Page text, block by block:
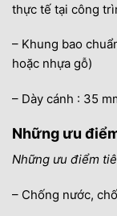
thực tế tại công
– Khung bao
hoặc nhựa gỗ)
– Dày cánh : 35
Những ưu
Những ưu điểm
– Chống nước,